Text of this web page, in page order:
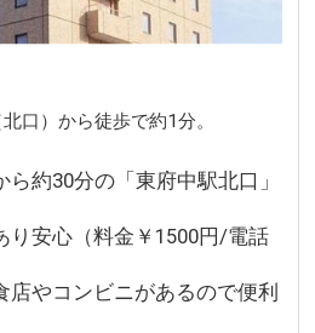
口）から徒歩で約1分。
約30分の「東府中駅北口」
安心（料金￥1500円/電話
やコンビニがあるので便利